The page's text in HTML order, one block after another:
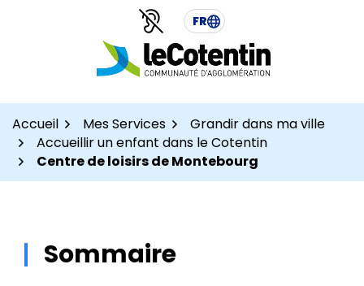
FR
Accueil Mes Services
Grandir dans ma ville
Accueillir un enfant dans le Cotentin
Centre de loisirs de Montebourg
Sommaire